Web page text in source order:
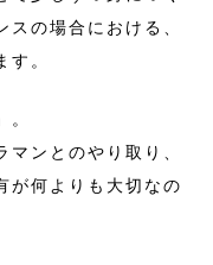
の場合における、
す。
。
ンとのやり取り、
が何よりも大切なの